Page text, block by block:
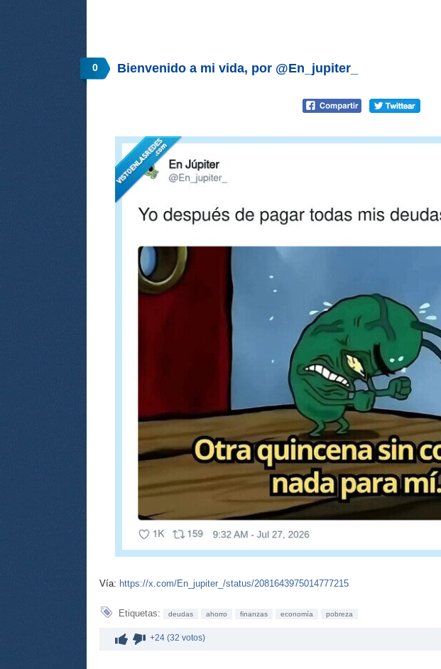
0 Bienvenido a mi vida, por @En_jupiter_
Vía: https://x.com/En_jupiter_/status/2081643975014777215
Etiquetas: deudas ahorro finanzas economía pobreza
+24 (32 votos)